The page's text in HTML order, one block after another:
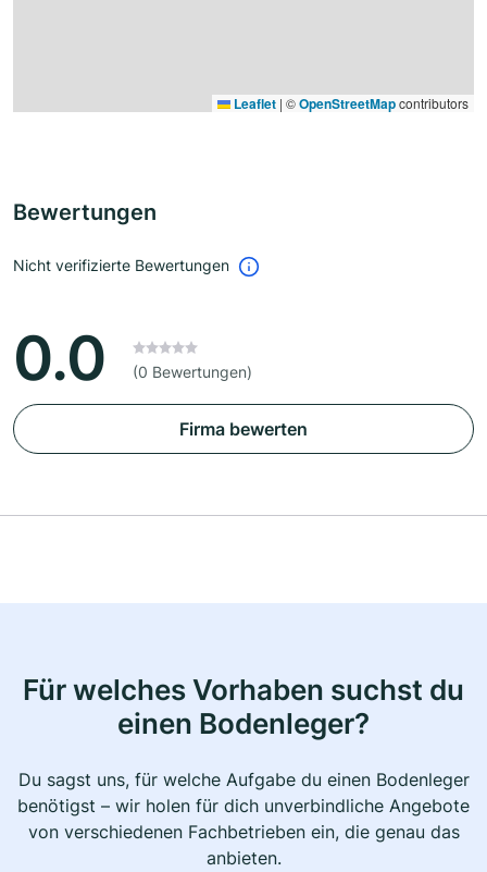
Leaflet | ©OpenStreetMapcontributors
Bewertungen
Nicht verifizierte Bewertungen
0.0 (0 Bewertungen)
Firma bewerten
Für welches Vorhaben suchst du
einen Bodenleger?
Du sagst uns, für welche Aufgabe du einen Bodenleger
benötigst – wir holen für dich unverbindliche Angebote
von verschiedenen Fachbetrieben ein, die genau das
anbieten.